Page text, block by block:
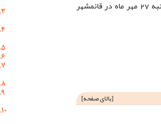
هفتم جدول قرار گرفت تا بازی هفته آینده خود را روز یکشنبه 27 مهر ماه در قائمشهر
[بالای صفحه]